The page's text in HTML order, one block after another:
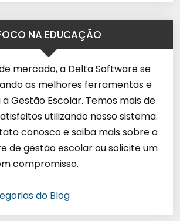
NA EDUCAÇÃO
mercado, a Delta Software se
as melhores ferramentas e
Gestão Escolar. Temos mais de
utilizando nosso sistema.
conosco e saiba mais sobre o
de gestão escolar ou solicite um
compromisso.
do Blog